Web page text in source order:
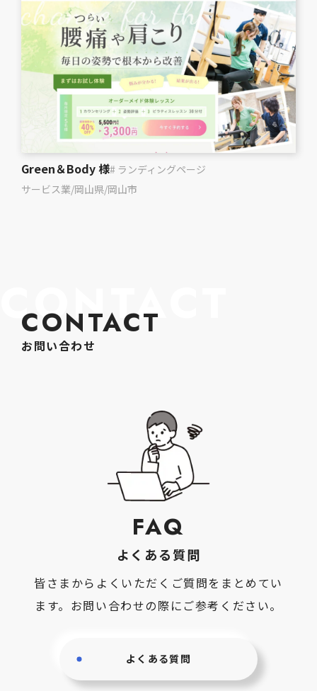
Green＆Body 様# ランディングページ
サービス業/岡山県/岡山市
CONTACT
CONTACT
お問い合わせ
FAQ
よくある質問
皆さまからよくいただくご質問をまとめてい
ます。お問い合わせの際にご参考ください。
よくある質問